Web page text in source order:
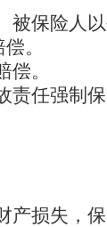
保险人
。
。
任强制
损失，保